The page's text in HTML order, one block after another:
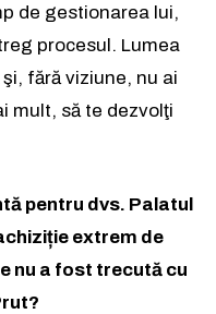
de gestionarea lui,
procesul. Lumea
fără viziune, nu ai
mult, să te dezvolţi
pentru dvs. Palatul
extrem de
nu a fost trecută cu